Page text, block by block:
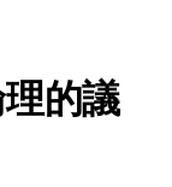
的議